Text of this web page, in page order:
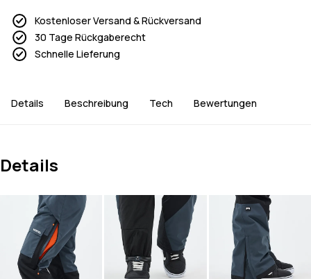
Kostenloser Versand & Rückversand
30 Tage Rückgaberecht
Schnelle Lieferung
Details Beschreibung Tech Bewertungen
Details